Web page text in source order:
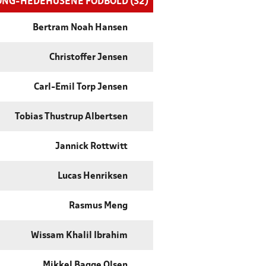
Bertram Noah Hansen
Christoffer Jensen
Carl-Emil Torp Jensen
Tobias Thustrup Albertsen
Jannick Rottwitt
Lucas Henriksen
Rasmus Meng
Wissam Khalil Ibrahim